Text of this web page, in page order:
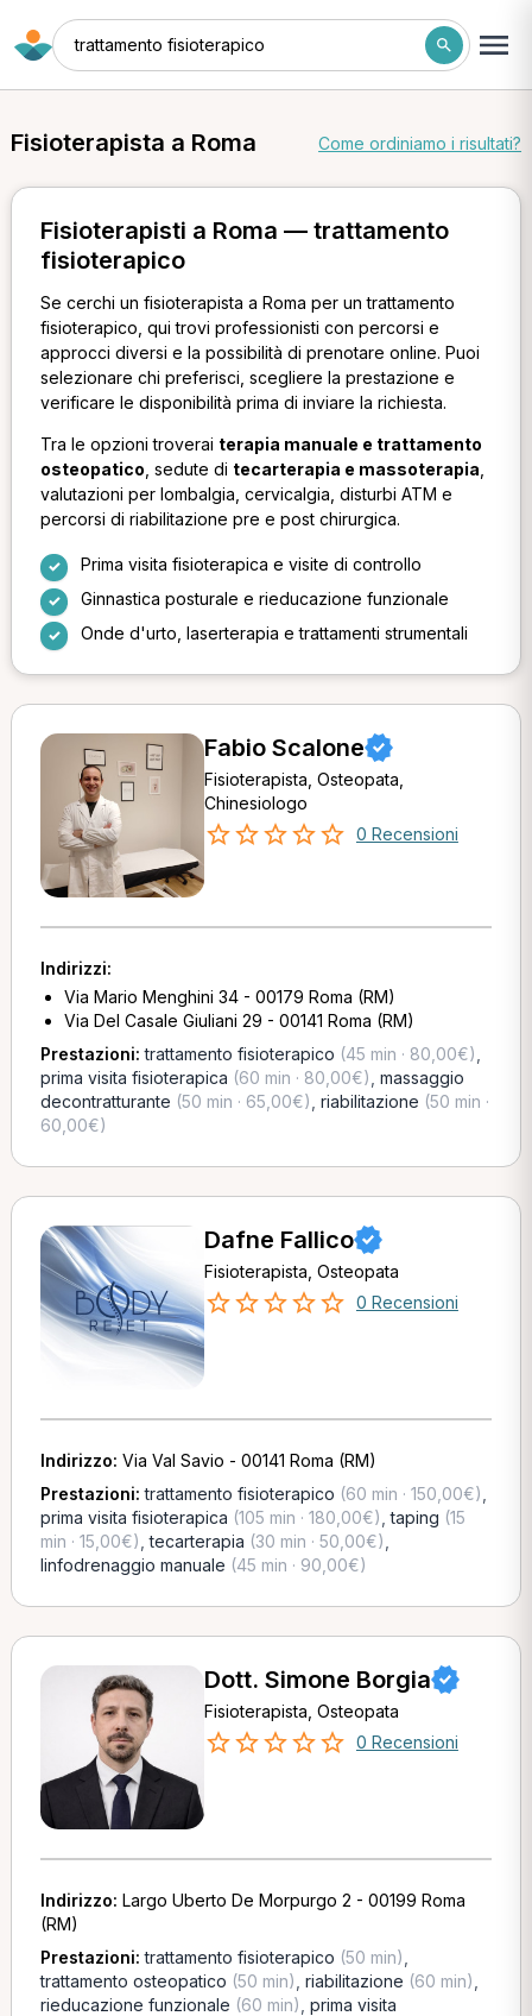
trattamento fisioterapico
Fisioterapista a Roma Come ordiniamo i risultati?
Fisioterapisti a Roma — trattamento
fisioterapico
Se cerchi un fisioterapista a Roma per un trattamento
fisioterapico, qui trovi professionisti con percorsi e
approcci diversi e la possibilità di prenotare online. Puoi
selezionare chi preferisci, scegliere la prestazione e
verificare le disponibilità prima di inviare la richiesta.
Tra le opzioni troverai terapia manuale e trattamento
osteopatico , sedute di tecarterapia e massoterapia
valutazioni per lombalgia, cervicalgia, disturbi ATM e
percorsi di riabilitazione pre e post chirurgica.
Prima visita fisioterapica e visite di controllo
Ginnastica posturale e rieducazione funzionale
Onde d'urto, laserterapia e trattamenti strumentali
Fabio Scalone
Fisioterapista, Osteopata,
Chinesiologo
0 Recensioni
Indirizzi:
Via Mario Menghini 34 - 00179 Roma (RM)
Via Del Casale Giuliani 29 - 00141 Roma (RM)
Prestazioni:trattamento fisioterapico (45 min · 80,00€)
prima visita fisioterapica (60 min · 80,00€) massaggio
decontratturante (50 min · 65,00€) riabilitazione (50 min ·
60,00€)
Dafne Fallico
Fisioterapista, Osteopata
0 Recensioni
Indirizzo: Via Val Savio - 00141 Roma (RM)
Prestazioni:trattamento fisioterapico (60 min · 150,00€)
prima visita fisioterapica (105 min · 180,00€) ,taping (15
min · 15,00€) ,tecarterapia (30 min · 50,00€)
linfodrenaggio manuale (45 min · 90,00€)
Dott. Simone Borgia
Fisioterapista, Osteopata
0 Recensioni
Indirizzo: Largo Uberto De Morpurgo 2 - 00199 Roma
(RM)
Prestazioni:trattamento fisioterapico (50 min)
trattamento osteopatico (50 min) riabilitazione (60 min)
rieducazione funzionale (60 min) prima visita